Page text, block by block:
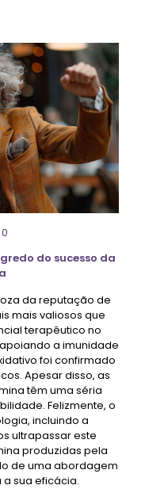
0
do sucesso da
da reputação de
mais valiosos que
terapêutico no
a imunidade
foi confirmado
Apesar disso, as
têm uma séria
Felizmente, o
incluindo a
ultrapassar este
produzidas pela
de uma abordagem
sua eficácia.